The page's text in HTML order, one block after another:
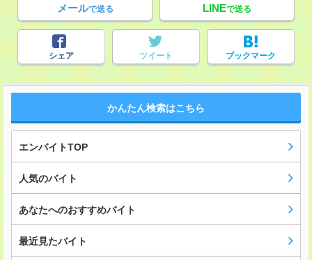
メールで送る LINEで送る
シェア ツイート ブックマーク
かんたん検索はこちら
エンバイトTOP
人気のバイト
あなたへのおすすめバイト
最近見たバイト